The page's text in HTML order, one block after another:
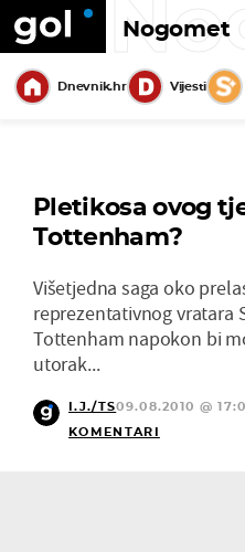
Nogomet
Dnevnik.hr Vijesti
Pletikosa ovog
Tottenham?
Višetjedna saga oko
reprezentativnog vratara
Tottenham napokon bi
utorak...
I.J./TS09.08.2010 @
KOMENTARI